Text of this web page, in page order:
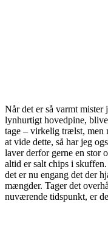
Når det er så varmt
lynhurtigt hovedpine,
tage – virkelig trælst, men
at vide dette, så har jeg
laver derfor gerne en stor
altid er salt chips i
det er nu engang det der
mængder. Tager det
nuværende tidspunkt, er